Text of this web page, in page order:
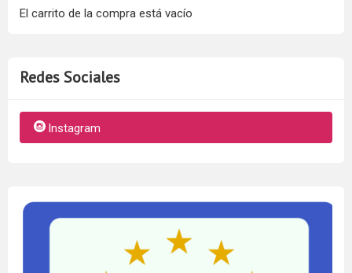
El carrito de la compra está vacío
Redes Sociales
Instagram